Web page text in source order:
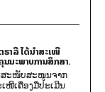
າລີ ໄດ້ນຳສະເໜີ
ນນະພາບການສຶກສາ.
ສະໜັບສະໜູນຈາກ
ໜີເຄື່ອງມືປະເມີນ